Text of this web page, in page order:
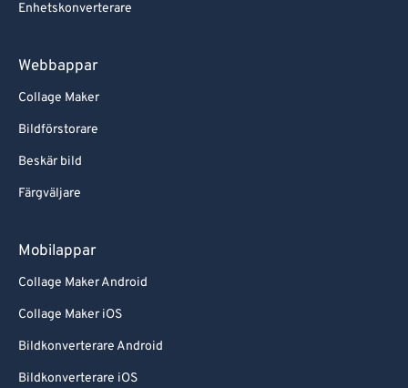
Enhetskonverterare
Webbappar
Collage Maker
Bildförstorare
Beskär bild
Färgväljare
Mobilappar
Collage Maker Android
Collage Maker iOS
Bildkonverterare Android
Bildkonverterare iOS